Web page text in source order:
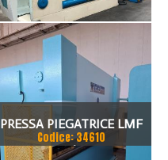
PRESSA PIEGATRICE LMF
100 TON. / 4100MM
Codice: 34610